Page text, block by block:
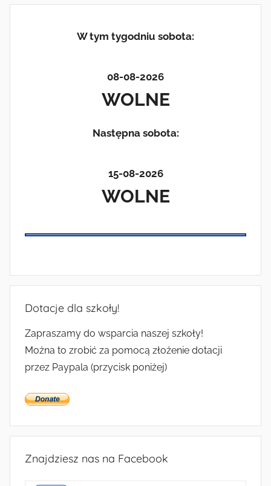
W tym tygodniu sobota:
08-08-2026
WOLNE
Następna sobota:
15-08-2026
WOLNE
Dotacje dla szkoły!
Zapraszamy do wsparcia naszej szkoły!
Można to zrobić za pomocą złożenie dotacji
przez Paypala (przycisk poniżej)
Znajdziesz nas na Facebook